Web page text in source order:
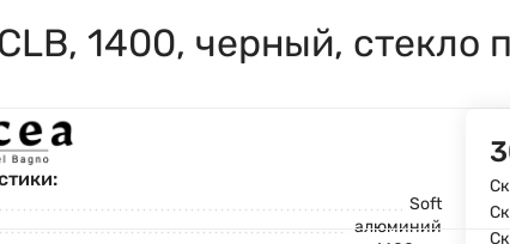
1400, черный, стекло
Soft
алюминий